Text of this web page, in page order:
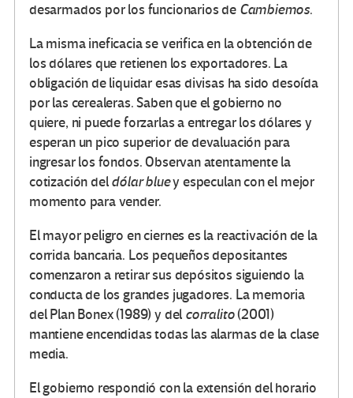
desarmados por los funcionarios deCambiemos.
La misma ineficacia se verifica en la obtención de
los dólares que retienen los exportadores. La
obligación de liquidar esas divisas ha sido desoída
por las cerealeras. Saben que el gobierno no
quiere, ni puede forzarlas a entregar los dólares y
esperan un pico superior de devaluación para
ingresar los fondos. Observan atentamente la
cotización deldólar bluey especulan con el mejor
momento para vender.
El mayor peligro en ciernes es la reactivación de la
corrida bancaria. Los pequeños depositantes
comenzaron a retirar sus depósitos siguiendo la
conducta de los grandes jugadores. La memoria
del Plan Bonex (1989) y del corralito(2001)
mantiene encendidas todas las alarmas de la clase
media.
El gobierno respondió con la extensión del horario